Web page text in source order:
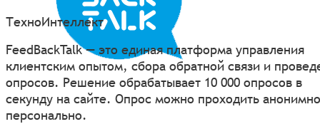
ТехноИнтеллект
FeedBackTalk — это единая платформа управления
клиентским опытом, сбора обратной связи и
опросов. Решение обрабатывает 10 000 опросов в
секунду на сайте. Опрос можно проходить
персонально.